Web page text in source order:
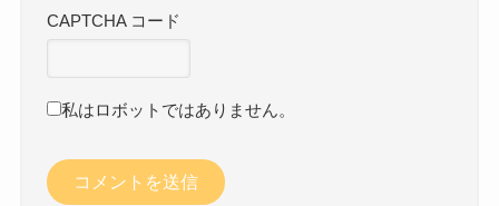
CAPTCHA コード
私はロボットではありません。